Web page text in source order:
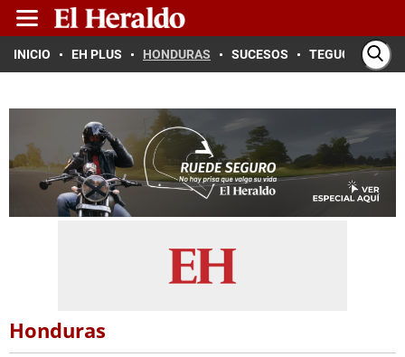
INICIO EH PLUS HONDURAS SUCESOS TEGUCIGALPA
Honduras